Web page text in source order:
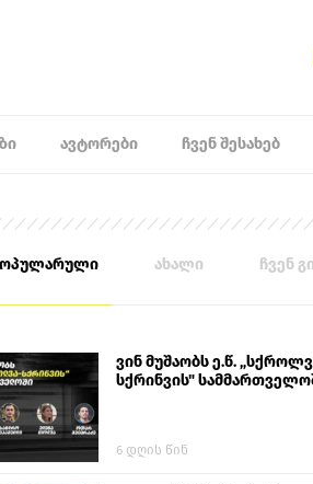
ᲐᲕᲢᲝᲠᲔᲑᲘ ᲩᲕᲔᲜ ᲨᲔᲡᲐᲮᲔᲑ
ახალი ჩვენ
ვინ მუშაობს ე.წ.
სქრინვის"
6 დღის წინ